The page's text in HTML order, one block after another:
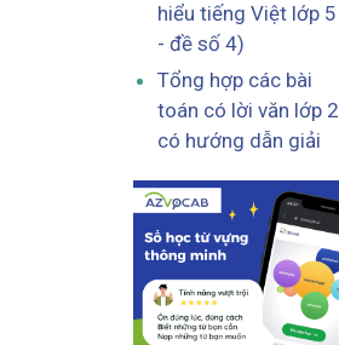
hiểu tiếng Việt lớp 5
- đề số 4)
Tổng hợp các bài
toán có lời văn lớp 2
có hướng dẫn giải